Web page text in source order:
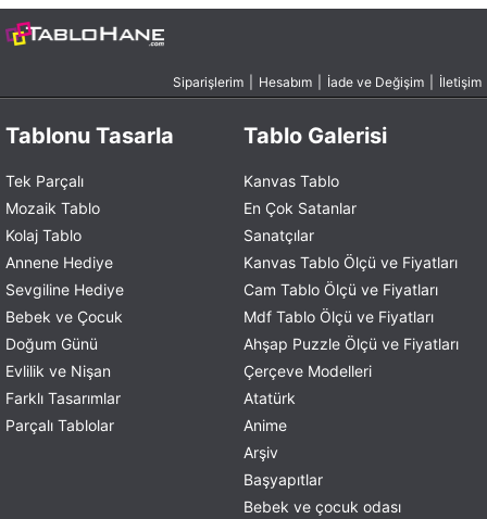
Siparişlerim Hesabım İade ve Değişim İletişim
Tablonu Tasarla
Tek Parçalı
Mozaik Tablo
Kolaj Tablo
Annene Hediye
Sevgiline Hediye
Bebek ve Çocuk
Doğum Günü
Evlilik ve Nişan
Farklı Tasarımlar
Parçalı Tablolar
Tablo Galerisi
Kanvas Tablo
En Çok Satanlar
Sanatçılar
Kanvas Tablo Ölçü ve Fiyatları
Cam Tablo Ölçü ve Fiyatları
Mdf Tablo Ölçü ve Fiyatları
Ahşap Puzzle Ölçü ve Fiyatları
Çerçeve Modelleri
Atatürk
Anime
Arşiv
Başyapıtlar
Bebek ve çocuk odası